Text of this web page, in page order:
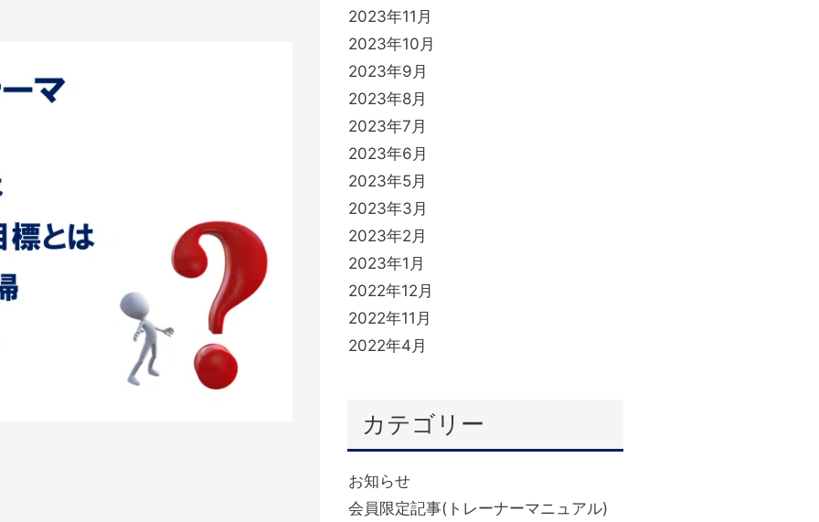
2023年11月
2023年10月
2023年9月
2023年8月
2023年7月
2023年6月
2023年5月
2023年3月
2023年2月
2023年1月
2022年12月
2022年11月
2022年4月
カテゴリー
お知らせ
会員限定記事(トレーナーマニュアル)